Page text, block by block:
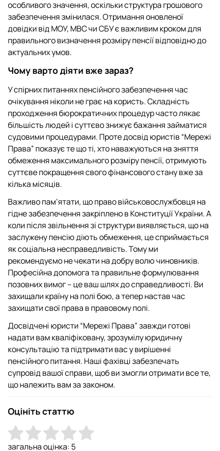
особливого значення, оскільки структура грошового
забезпечення змінилася. Отримання оновленої
довідки від МОУ, МВС чи СБУ є важливим кроком для
правильного визначення розміру пенсії відповідно до
актуальних умов.
Чому варто діяти вже зараз?
У спірних питаннях пенсійного забезпечення час
очікування ніколи не грає на користь. Складність
проходження бюрократичних процедур часто лякає
більшість людей і суттєво знижує бажання займатися
судовими процедурами. Проте досвід юристів “Мережі
Права” показує те що ті, хто наважуються на зняття
обмеження максимального розміру пенсії, отримують
суттєве покращення свого фінансового стану вже за
кілька місяців.
Важливо пам’ятати, що право військовослужбовця на
гідне забезпечення закріплено в Конституції України. А
коли після звільнення зі структури виявляється, що на
заслужену пенсію діють обмеження, це сприймається
як соціальна несправедливість. Тому ми
рекомендуємо не чекати на добру волю чиновників.
Професійна допомога та правильне формулювання
позовних вимог – це ваш шлях до справедливості. Ви
захищали країну на полі бою, а тепер настав час
захищати свої права в правовому полі.
Досвідчені юристи “Мережі Права” завжди готові
надати вам кваліфіковану, зрозумілу юридичну
консультацію та підтримати вас у вирішенні
пенсійного питання. Наші фахівці забезпечать
супровід вашої справи, щоб ви змогли отримати все те,
що належить вам за законом.
Оцініть статтю
загальна оцінка: 5